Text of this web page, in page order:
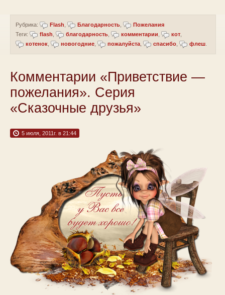
Рубрика: Flash Благодарность
Пожелания
Теги:
flash благодарность комментарии кот
котенок
новогодние пожалуйста спасибо флеш
Комментарии «Приветствие —
пожелания». Серия
«Сказочные друзья»
5 июля, 2011г. в 21:44